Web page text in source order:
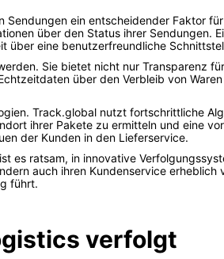
ein entscheidender Faktor
über den Status ihrer Sendungen.
über eine benutzerfreundliche
Sie bietet nicht nur Transparenz
über den Verbleib von
Track.global nutzt fortschrittliche
ihrer Pakete zu ermitteln und eine
der Kunden in den Lieferservice.
es ratsam, in innovative
auch ihren Kundenservice
führt.
verfolgt